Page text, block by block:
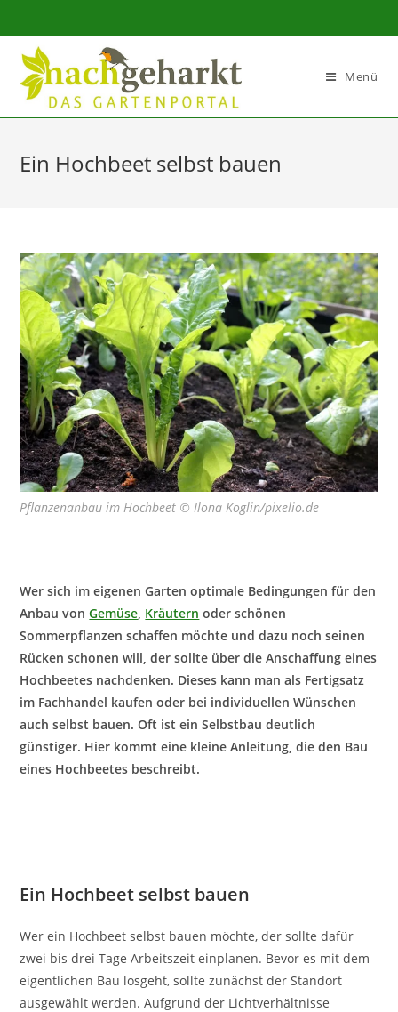
Sidebar-
Inhalt
Menü
Ein Hochbeet selbst bauen
Pflanzenanbau im Hochbeet © Ilona Koglin/pixelio.de
Wer sich im eigenen Garten optimale Bedingungen für den
Anbau vonGemüse Kräutern oder schönen
Sommerpflanzen schaffen möchte und dazu noch seinen
Rücken schonen will, der sollte über die Anschaffung eines
Hochbeetes nachdenken. Dieses kann man als Fertigsatz
im Fachhandel kaufen oder bei individuellen Wünschen
auch selbst bauen. Oft ist ein Selbstbau deutlich
günstiger. Hier kommt eine kleine Anleitung, die den Bau
eines Hochbeetes beschreibt.
Ein Hochbeet selbst bauen
Wer ein Hochbeet selbst bauen möchte, der sollte dafür
zwei bis drei Tage Arbeitszeit einplanen. Bevor es mit dem
eigentlichen Bau losgeht, sollte zunächst der Standort
ausgewählt werden. Aufgrund der Lichtverhältnisse